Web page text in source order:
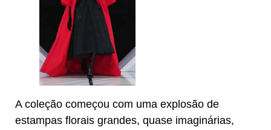
A coleção começou com uma explosão de
estampas florais grandes, quase imaginárias,